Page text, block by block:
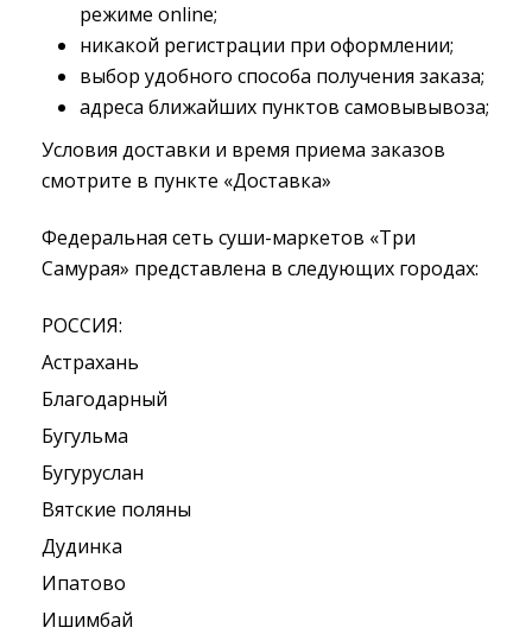
режиме online;
никакой регистрации при оформлении;
выбор удобного способа получения заказа;
адреса ближайших пунктов самовывывоза;
Условия доставки и время приема заказов
смотрите в пункте «Доставка»
Федеральная сеть суши-маркетов «Три
Самурая» представлена в следующих городах:
РОССИЯ:
Астрахань
Благодарный
Бугульма
Бугуруслан
Вятские поляны
Дудинка
Ипатово
Ишимбай